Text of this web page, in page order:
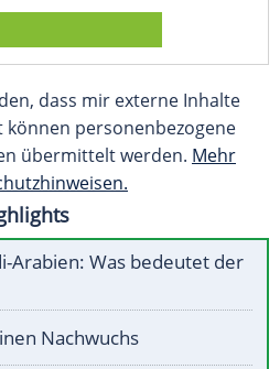
dass mir externe Inhalte
können personenbezogene
übermittelt werden. Mehr
Arabien: Was bedeutet der
Nachwuchs